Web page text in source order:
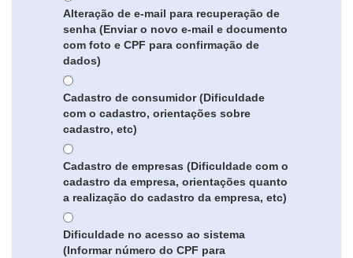
Alteração de e-mail para recuperação de
senha (Enviar o novo e-mail e documento
com foto e CPF para confirmação de
dados)
Cadastro de consumidor (Dificuldade
com o cadastro, orientações sobre
cadastro, etc)
Cadastro de empresas (Dificuldade com o
cadastro da empresa, orientações quanto
a realização do cadastro da empresa, etc)
Dificuldade no acesso ao sistema
(Informar número do CPF para